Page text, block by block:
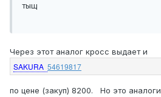
тыщ
Через этот аналог кросс выдает и
SAKURA 54619817
по цене (закуп) 8200. Но это